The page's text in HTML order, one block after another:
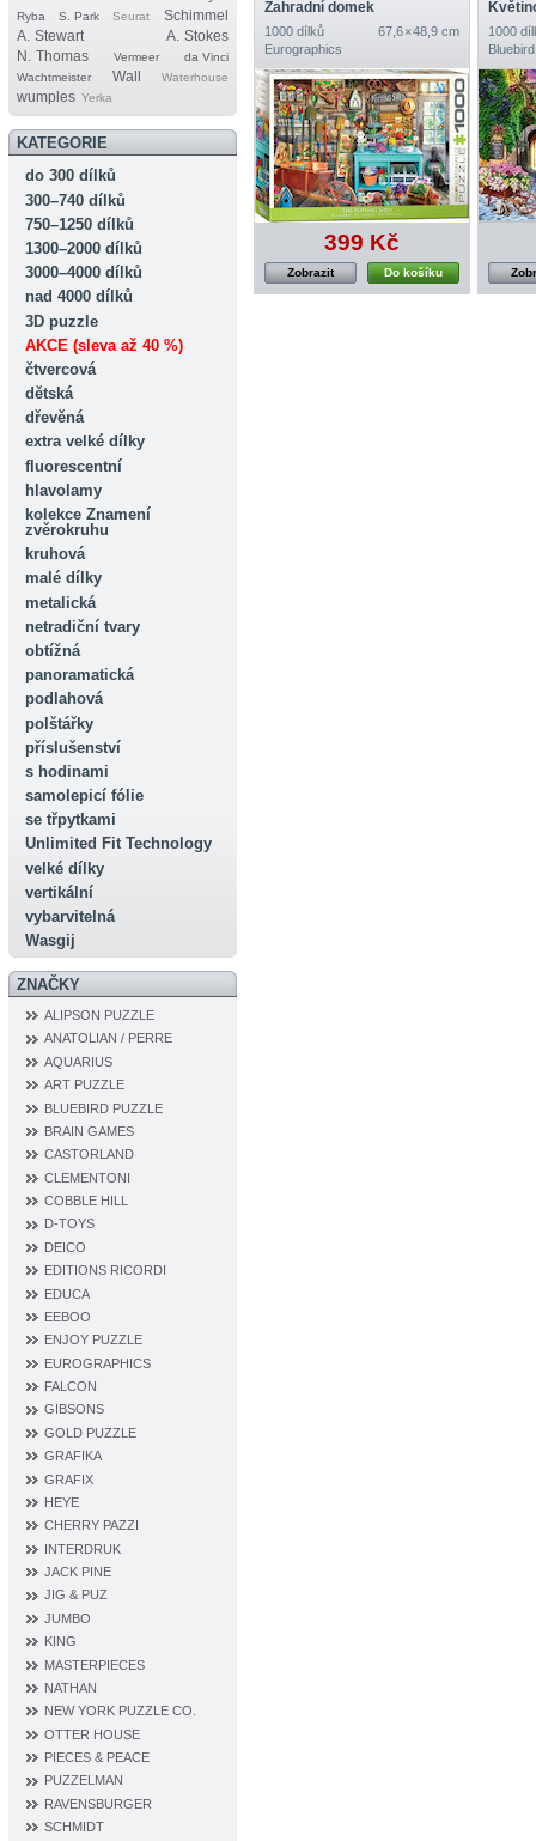
Ryba S. Park Seurat
Schimmel
A. Stewart
A. Stokes
N. Thomas
Vermeer
da Vinci
Wachtmeister
Wall Waterhouse
wumples Yerka
KATEGORIE
do 300 dílků
300–740 dílků
750–1250 dílků
1300–2000 dílků
3000–4000 dílků
nad 4000 dílků
3D puzzle
AKCE (sleva až 40 %)
čtvercová
dětská
dřevěná
extra velké dílky
fluorescentní
hlavolamy
kolekce Znamení
zvěrokruhu
kruhová
malé dílky
metalická
netradiční tvary
obtížná
panoramatická
podlahová
polštářky
příslušenství
s hodinami
samolepicí fólie
se třpytkami
Unlimited Fit Technology
velké dílky
vertikální
vybarvitelná
Wasgij
ZNAČKY
ALIPSON PUZZLE
ANATOLIAN / PERRE
AQUARIUS
ART PUZZLE
BLUEBIRD PUZZLE
BRAIN GAMES
CASTORLAND
CLEMENTONI
COBBLE HILL
D‐TOYS
DEICO
EDITIONS RICORDI
EDUCA
EEBOO
ENJOY PUZZLE
EUROGRAPHICS
FALCON
GIBSONS
GOLD PUZZLE
GRAFIKA
GRAFIX
HEYE
CHERRY PAZZI
INTERDRUK
JACK PINE
JIG & PUZ
JUMBO
KING
MASTERPIECES
NATHAN
NEW YORK PUZZLE CO.
OTTER HOUSE
PIECES & PEACE
PUZZELMAN
RAVENSBURGER
SCHMIDT
Zahradní domek
1000 dílků
67,6 × 48,9 cm
Eurographics
399 Kč
Do košíku
Zobrazit
1000